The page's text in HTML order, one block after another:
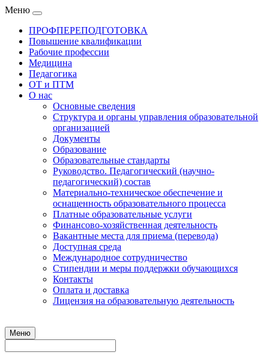
Меню
ПРОФПЕРЕПОДГОТОВКА
Повышение квалификации
Рабочие профессии
Медицина
Педагогика
ОТ и ПТМ
О нас
Основные сведения
Структура и органы управления образовательной
организацией
Документы
Образование
Образовательные стандарты
Руководство. Педагогический (научно-
педагогический) состав
Материально-техническое обеспечение и
оснащенность образовательного процесса
Платные образовательные услуги
Финансово-хозяйственная деятельность
Вакантные места для приема (перевода)
Доступная среда
Международное сотрудничество
Стипендии и меры поддержки обучающихся
Контакты
Оплата и доставка
Лицензия на образовательную деятельность
Меню